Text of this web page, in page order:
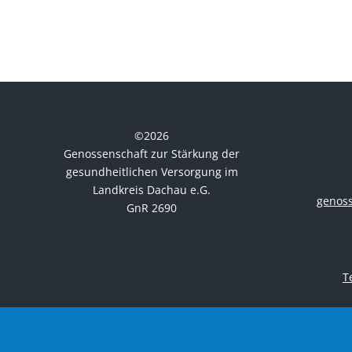
©2026
Genossenschaft zur Stärkung der
gesundheitlichen Versorgung im
Landkreis Dachau e.G.
GnR 2690